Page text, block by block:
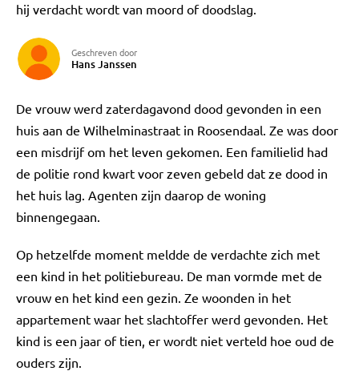
hij verdacht wordt van moord of doodslag.
Geschreven door
Hans Janssen
De vrouw werd zaterdagavond dood gevonden in een
huis aan de Wilhelminastraat in Roosendaal. Ze was door
een misdrijf om het leven gekomen. Een familielid had
de politie rond kwart voor zeven gebeld dat ze dood in
het huis lag. Agenten zijn daarop de woning
binnengegaan.
Op hetzelfde moment meldde de verdachte zich met
een kind in het politiebureau. De man vormde met de
vrouw en het kind een gezin. Ze woonden in het
appartement waar het slachtoffer werd gevonden. Het
kind is een jaar of tien, er wordt niet verteld hoe oud de
ouders zijn.